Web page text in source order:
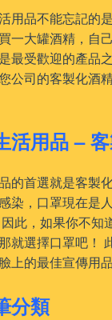
用品不能忘記的
一大罐酒精，自
最受歡迎的產品
公司的客製化酒
活用品 –
的首選就是客製
染，口罩現在是
此，如果你不知
就選擇口罩吧！
上的最佳宣傳用品
分類